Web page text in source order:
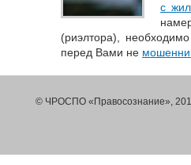
с
(риэлтора),
перед Вами не
© ЧРОСПО «Правосознание»,